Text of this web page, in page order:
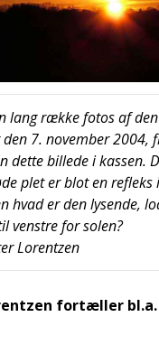
lang ræk­ke fotos af
den 7. novem­ber 2004,
det­te bil­le­de i kas­sen.
plet er blot en refleks
hvad er den lysen­de,
ven­stre for solen?
Lorentzen
for­tæl­ler